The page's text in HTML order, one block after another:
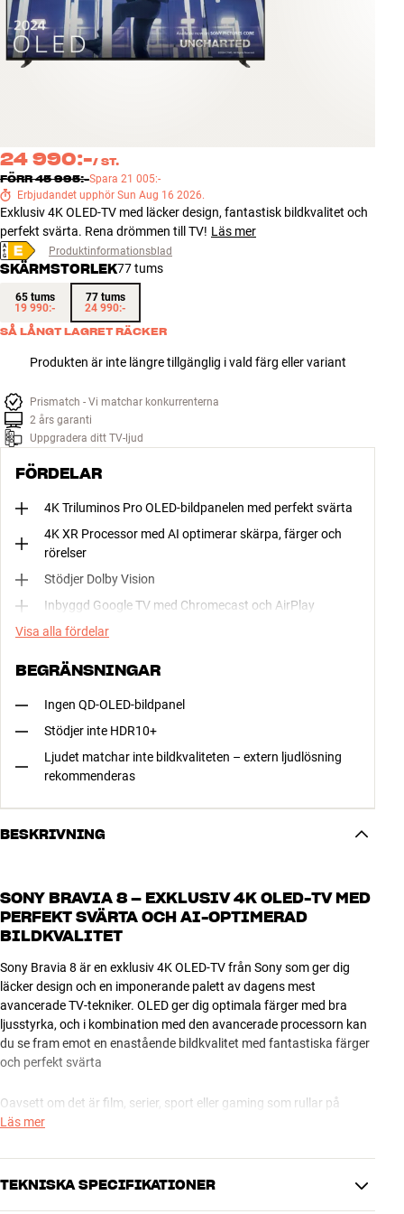
Tillbehör
INSPIRATION
NYHETER
ERBJUDANDEN
Hitta Butik
Kundtjänst
Kundtjänst
Bygg med ljud
Företag
24 990:-/ ST.
FÖRR45 995:-Spara 21 005:-
Erbjudandet upphör Sun Aug 16 2026.
Exklusiv 4K OLED-TV med läcker design, fantastisk bildkvalitet och
perfekt svärta. Rena drömmen till TV! Läs mer
Produktinformationsblad
SKÄRMSTORLEK77 tums
65 tums
19 990:-
77 tums
24 990:-
SÅ LÅNGT LAGRET RÄCKER
Produkten är inte längre tillgänglig i vald färg eller variant
Prismatch - Vi matchar konkurrenterna
2 års garanti
Uppgradera ditt TV-ljud
FÖRDELAR
4K Triluminos Pro OLED-bildpanelen med perfekt svärta
4K XR Processor med AI optimerar skärpa, färger och
rörelser
Stödjer Dolby Vision
Inbyggd Google TV med Chromecast och AirPlay
Visa alla fördelar
BEGRÄNSNINGAR
Ingen QD-OLED-bildpanel
Stödjer inte HDR10+
Ljudet matchar inte bildkvaliteten – extern ljudlösning
rekommenderas
BESKRIVNING
SONY BRAVIA 8 – EXKLUSIV 4K OLED-TV MED
PERFEKT SVÄRTA OCH AI-OPTIMERAD
BILDKVALITET
Sony Bravia 8 är en exklusiv 4K OLED-TV från Sony som ger dig
läcker design och en imponerande palett av dagens mest
avancerade TV-tekniker. OLED ger dig optimala färger med bra
ljusstyrka, och i kombination med den avancerade processorn kan
du se fram emot en enastående bildkvalitet med fantastiska färger
och perfekt svärta
Oavsett om det är film, serier, sport eller gaming som rullar på
skärmen så får du alltid bästa möjliga bildkvalitet. 4K XR-
Dolby Vision får du fina detaljer både i de djupaste skuggorna och
de mest ljusstarka detaljerna.
Läs mer
TEKNISKA SPECIFIKATIONER